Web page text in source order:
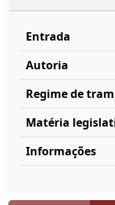
Entrada
Autoria
Regime de
Matéria
Informações